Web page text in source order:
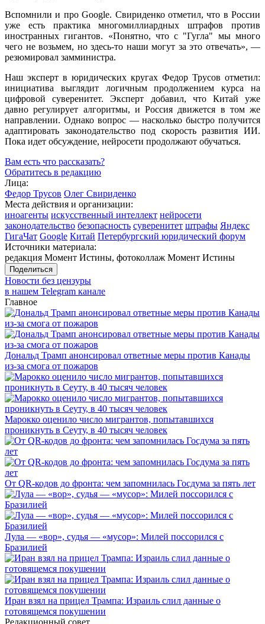
Вспомнили и про Google. Свириденко отметил, что в России
уже есть практика многомиллиардных штрафов против
иностранных гигантов. «Понятно, что с "Гугла" мы много
чего не возьмем, но здесь-то наши могут за это отвечать», —
резюмировал замминистра.
Наш эксперт в юридических кругах Федор Трусов отметил:
инициатива выглядит логичным продолжением курса на
цифровой суверенитет. Эксперт добавил, что Китай уже
давно регулирует алгоритмы, и Россия движется в том же
направлении. Однако вопрос — насколько быстро получится
адаптировать законодательство под скорость развития ИИ.
Пока идет обсуждение, нейросети продолжают обучаться.
Вам есть что рассказать?
Обратитесь в редакцию
Лица:
Федор Трусов Олег Свириденко
Места действия и организации:
иноагенты искусственный интеллект нейросети
законодательство безопасность суверенитет штрафы Яндекс
ГигаЧат Google Китай Петербургский юридический форум
Источники материала:
редакция Момент Истины, фотоколлаж Момент Истины
Поделиться
Новости без цензуры
в нашем Telegram канале
Главное
Дональд Трамп анонсировал ответные меры против Канады
из-за смога от пожаров
Марокко оценило число мигрантов, попытавшихся
проникнуть в Сеуту, в 40 тысяч человек
От QR-кодов до фронта: чем запомнилась Госдума за пять лет
Лула — «вор», судья — «мусор»: Милей поссорился с
Бразилией
Иран взял на прицел Трампа: Израиль слил данные о
готовящемся покушении
Редакционный совет